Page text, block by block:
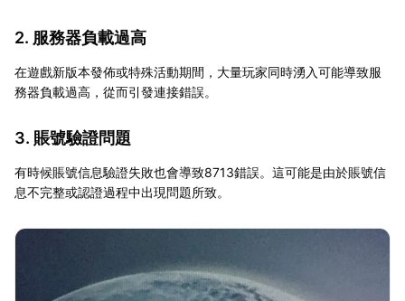
2. 服務器負載過高
在遊戲新版本發佈或特殊活動期間，大量玩家同時湧入可能導致服
務器負載過高，從而引發連接錯誤。
3. 賬號驗證問題
有時候賬號信息驗證失敗也會導致8713錯誤。這可能是由於賬號信
息不完整或認證過程中出現問題所致。